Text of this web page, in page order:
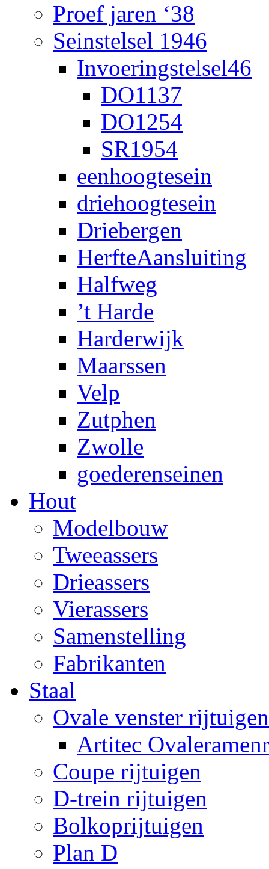
Proef jaren ‘38
Seinstelsel 1946
Invoeringstelsel46
DO1137
DO1254
SR1954
eenhoogtesein
driehoogtesein
Driebergen
HerfteAansluiting
Halfweg
’t Harde
Harderwijk
Maarssen
Velp
Zutphen
Zwolle
goederenseinen
Hout
Modelbouw
Tweeassers
Drieassers
Vierassers
Samenstelling
Fabrikanten
Staal
Ovale venster rijtuigen
Artitec
Coupe rijtuigen
D-trein rijtuigen
Bolkoprijtuigen
Plan D